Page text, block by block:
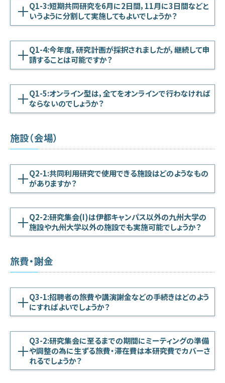
メルマガ
IMI本サイトへ
Q1-3:短期共同研究を6月に2日間，11月に3日間などと
いうように分割して実施してもよいでしょうか？
Q1-4:今年度，研究計画が採択されましたが，継続して申
請することは可能ですか？
Q1-5:オンライン型は，全てをオンラインで行わなければ
ならないのでしょうか？
施設（会場）
Q2-1:共同利用研究で使用できる施設はどのようなもの
がありますか？
Q2-2:研究集会(I)は伊都キャンパス以外の九州大学の
施設や九州大学以外の施設でも実施可能でしょうか？
旅費・謝金
Q3-1:招聘者の旅費や講演謝金などの手続きはどのよう
にすればよいでしょうか？
Q3-2:研究集会に至るまでの期間にミーティングの準備
や調整の為に生ずる旅費・滞在費は本研究費でカバーさ
れるでしょうか？